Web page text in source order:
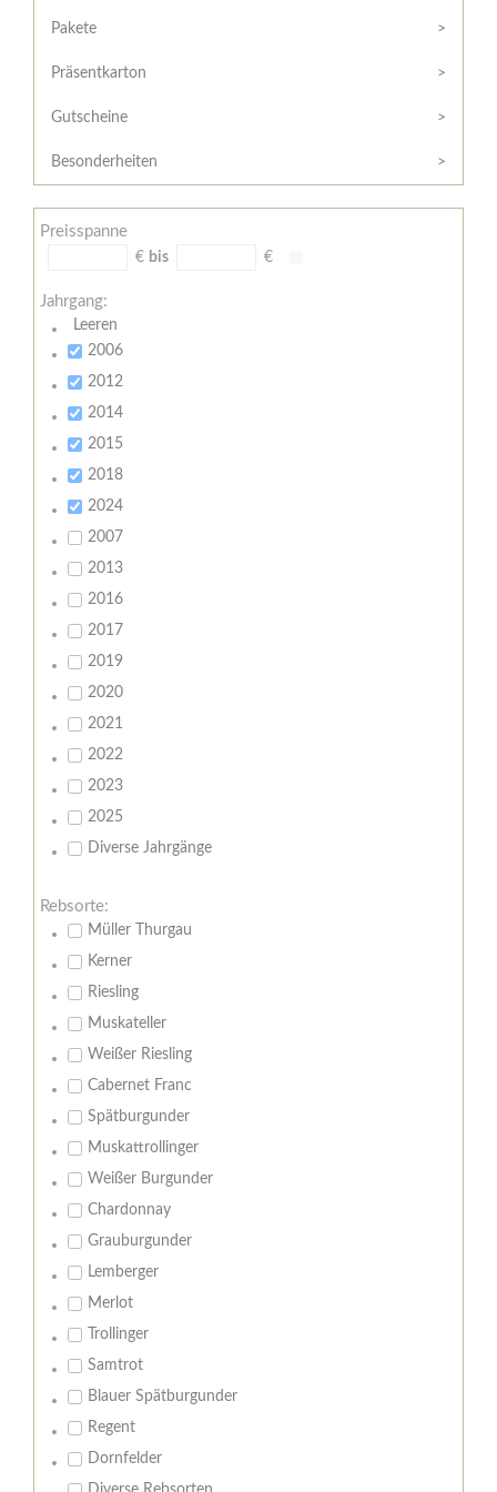
/
Widerrufsformular
AGB
Zahlungsbedingungen
Meine
Pakete
Präsentkarton
Gutscheine
Besonderheiten
Preisspanne
€ bis €
Jahrgang:
Leeren
2006
2012
2014
2015
2018
2024
2007
2013
2016
2017
2019
2020
2021
2022
2023
2025
Diverse Jahrgänge
Rebsorte:
Müller Thurgau
Kerner
Riesling
Muskateller
Weißer Riesling
Cabernet Franc
Spätburgunder
Muskattrollinger
Weißer Burgunder
Chardonnay
Grauburgunder
Lemberger
Merlot
Trollinger
Samtrot
Blauer Spätburgunder
Regent
Dornfelder